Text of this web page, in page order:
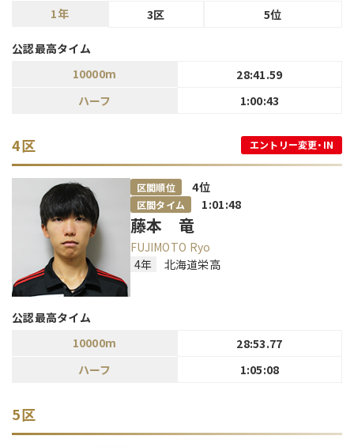
1年
3区 5位
公認最高タイム
10000m
28:41.59
ハーフ
1:00:43
4区 エントリー変更・IN
区間順位 4位
区間タイム 1:01:48
藤本 竜
FUJIMOTO Ryo
4年
北海道栄高
公認最高タイム
10000m
28:53.77
ハーフ
1:05:08
5区